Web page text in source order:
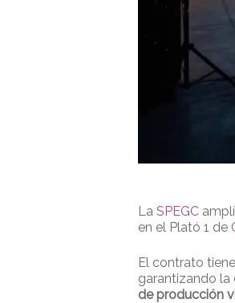
La SPEGC
en el Plató 1 de
El contrato
garantizando la
de producción